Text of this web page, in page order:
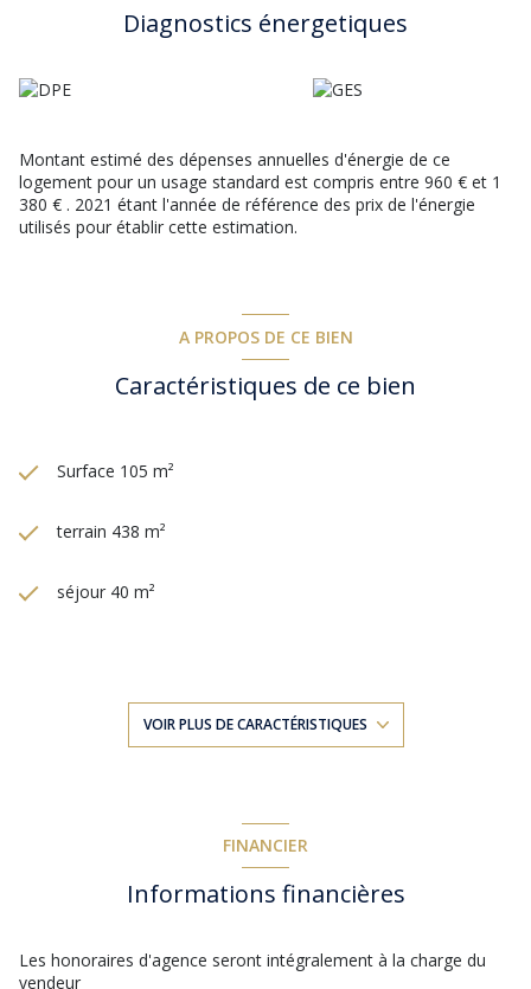
sont disponibles sur le siteGéorisques
Diagnostics énergetiques
Montant estimé des dépenses annuelles d'énergie de ce
logement pour un usage standard est compris entre 960 € et 1
380 € . 2021 étant l'année de référence des prix de l'énergie
utilisés pour établir cette estimation.
A PROPOS DE CE BIEN
Caractéristiques de ce bien
Surface 105 m²
terrain 438 m²
séjour 40 m²
exposition Sud
3 niveau(x)
VOIR PLUS DE CARACTÉRISTIQUES
FINANCIER
Informations financières
Les honoraires d'agence seront intégralement à la charge du
vendeur